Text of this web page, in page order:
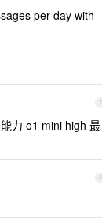
per day with
7
力 o1 mini high 最
8